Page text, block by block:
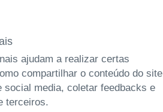
ajudam a realizar certas
compartilhar o conteúdo do site
social media, coletar feedbacks e
terceiros.